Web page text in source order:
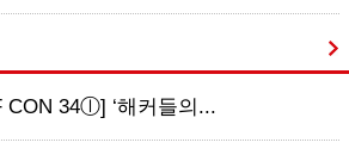
CON 34ⓛ] ‘해커들의...